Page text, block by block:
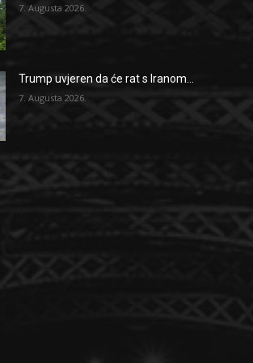
7. Augusta 2026.
Trump uvjeren da će rat s Iranom...
7. Augusta 2026.